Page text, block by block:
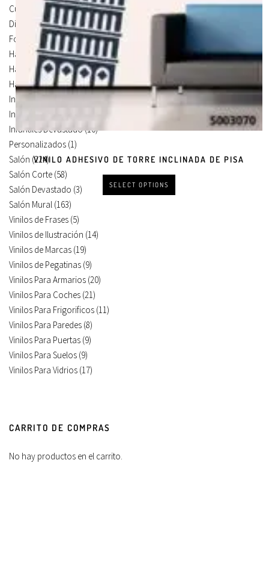
VINILO ADHESIVO DE TORRE INCLINADA DE PISA
SELECT OPTIONS
Cuadros en Vinilos(105)
Diseños en Vinilo(8)
Foto Lienzo(51)
Habitación(4)
Habitación Corte(3)
Habitación Devastado(1)
Infantiles(75)
Infantiles Corte
Infantiles Devastado(10)
Personalizados (1)
Salón (224)
Salón Corte (58)
Salón Devastado (3)
Salón Mural (163)
Vinilos de Frases (5)
Vinilos de Ilustración (14)
Vinilos de Marcas (19)
Vinilos de Pegatinas (9)
Vinilos Para Armarios (20)
Vinilos Para Coches (21)
Vinilos Para Frigorificos (11)
Vinilos Para Paredes (8)
Vinilos Para Puertas (9)
Vinilos Para Suelos (9)
Vinilos Para Vidrios (17)
CARRITO DE COMPRAS
No hay productos en el carrito.